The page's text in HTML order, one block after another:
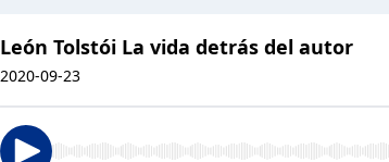
León Tolstói La vida detrás del autor
2020-09-23